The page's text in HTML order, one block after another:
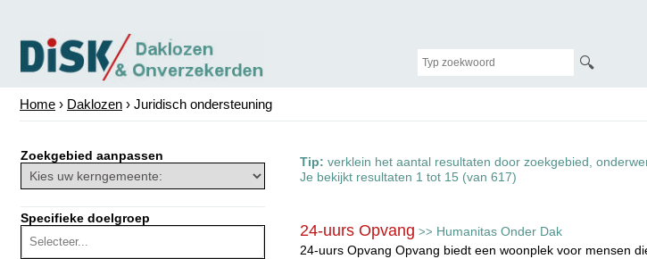
🔍
Home › Daklozen › Juridisch ondersteuning
Zoekgebied aanpassen
Specifieke doelgroep
Tip: verklein het aantal resultaten door zoekgebied,
Je bekijkt resultaten 1 tot 15 (van 617)
24-uurs Opvang >> Humanitas Onder Dak
24-uurs Opvang Opvang biedt een woonplek voor mensen